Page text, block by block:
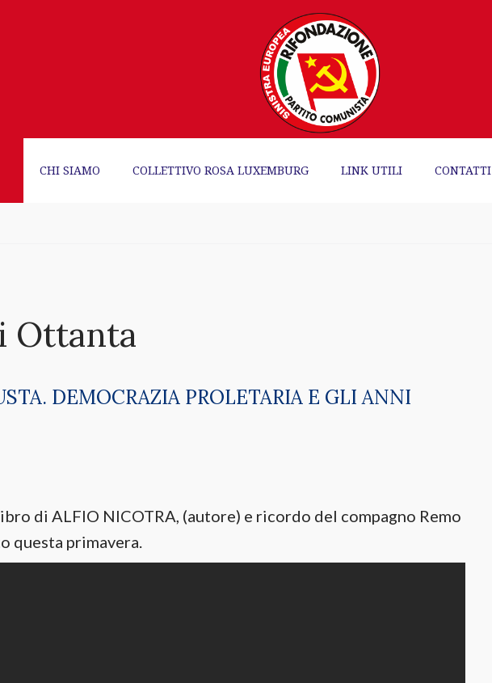
CHI SIAMO COLLETTIVO ROSA LUXEMBURG LINK UTILI CONTATTI
Ottanta
DEMOCRAZIA PROLETARIA E GLI ANNI
di ALFIO NICOTRA, (autore) e ricordo del compagno Remo
questa primavera.